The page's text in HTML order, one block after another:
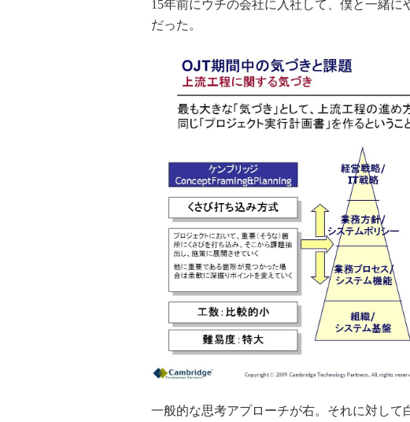
15年前にウチの会社に入社して、僕と一緒
だった。
一般的な思考アプローチが右。それに対し